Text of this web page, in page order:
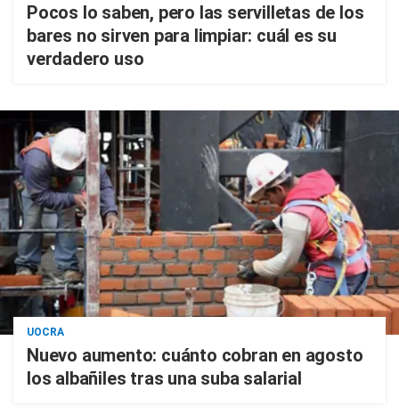
Pocos lo saben, pero las servilletas de los
bares no sirven para limpiar: cuál es su
verdadero uso
UOCRA
Nuevo aumento: cuánto cobran en agosto
los albañiles tras una suba salarial